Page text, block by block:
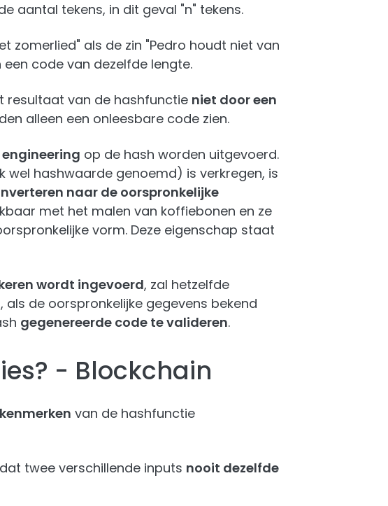
aantal tekens, in dit geval "n" tekens.
zomerlied" als de zin "Pedro houdt niet van
code van dezelfde lengte.
resultaat van de hashfunctie niet door een
alleen een onleesbare code zien.
op de hash worden uitgevoerd.
hashwaarde genoemd) is verkregen, is
naar de oorspronkelijke
met het malen van koffiebonen en ze
vorm. Deze eigenschap staat
wordt ingevoerd, zal hetzelfde
de oorspronkelijke gegevens bekend
gegenereerde code te valideren.
- Blockchain
van de hashfunctie
twee verschillende inputs nooit dezelfde